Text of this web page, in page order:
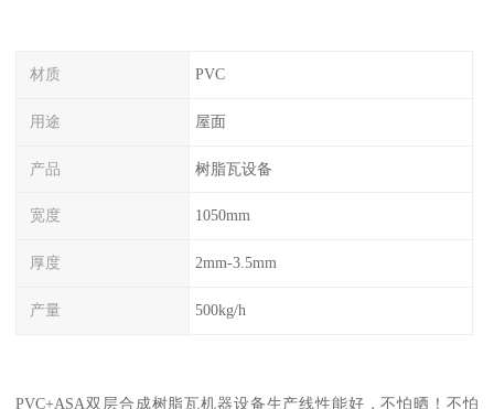
材质 PVC
用途 屋面
产品 树脂瓦设备
宽度 1050mm
厚度 2mm-3.5mm
产量 500kg/h
PVC+ASA双层合成树脂瓦机器设备生产线性能好，不怕晒！不怕